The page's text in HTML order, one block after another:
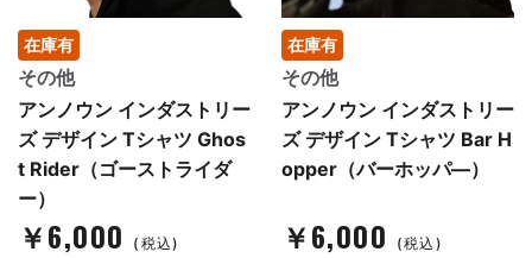
在庫有
その他
アンノウン インダストリー
ズ デザイン Tシャツ Ghos
t Rider（ゴーストライダ
ー）
￥6,000 (税込)
在庫有
その他
アンノウン インダストリー
ズ デザイン Tシャツ Bar H
opper（バーホッパ―）
￥6,000 (税込)